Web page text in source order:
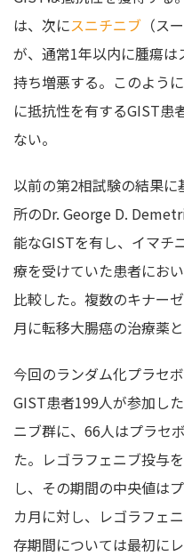
は、次にスニチニブ （ス
が、通常1年以内に腫瘍は
持ち増悪する。このよう
に抵抗性を有するGIST患
ない。
以前の第2相試験の結果
所のDr. George D.
能なGISTを有し、イマチ
療を受けていた患者にお
比較した。複数のキナー
月に転移大腸癌の治療薬
今回のランダム化プラセ
GIST患者199人が参加し
ニブ群に、66人はプラセ
た。レゴラフェニブ投与
し、その期間の中央値は
カ月に対し、レゴラフェ
存期間については最初に